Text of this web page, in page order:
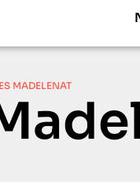
MADELENAT